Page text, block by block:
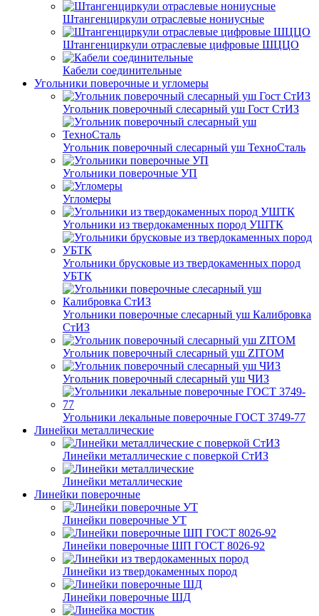
Штангенциркули отраслевые нониусные
Штангенциркули отраслевые цифровые ШЦЦО
Кабели соединительные
Угольники поверочные и угломеры
Угольник поверочный слесарный уш Гост СтИЗ
Угольник поверочный слесарный уш ТехноСталь
Угольники поверочные УП
Угломеры
Угольники из твердокаменных пород УШТК
Угольники брусковые из твердокаменных пород
УБТК
Угольники поверочные слесарный уш Калибровка
СтИЗ
Угольник поверочный слесарный уш ZITOM
Угольник поверочный слесарный уш ЧИЗ
Угольники лекальные поверочные ГОСТ 3749-77
Линейки металлические
Линейки металлические с поверкой СтИЗ
Линейки металлические
Линейки поверочные
Линейки поверочные УТ
Линейки поверочные ШП ГОСТ 8026-92
Линейки из твердокаменных пород
Линейки поверочные ШД